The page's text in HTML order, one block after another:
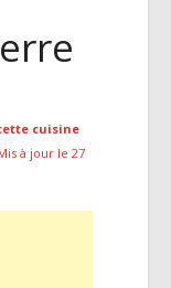
cuisine
à jour le 27